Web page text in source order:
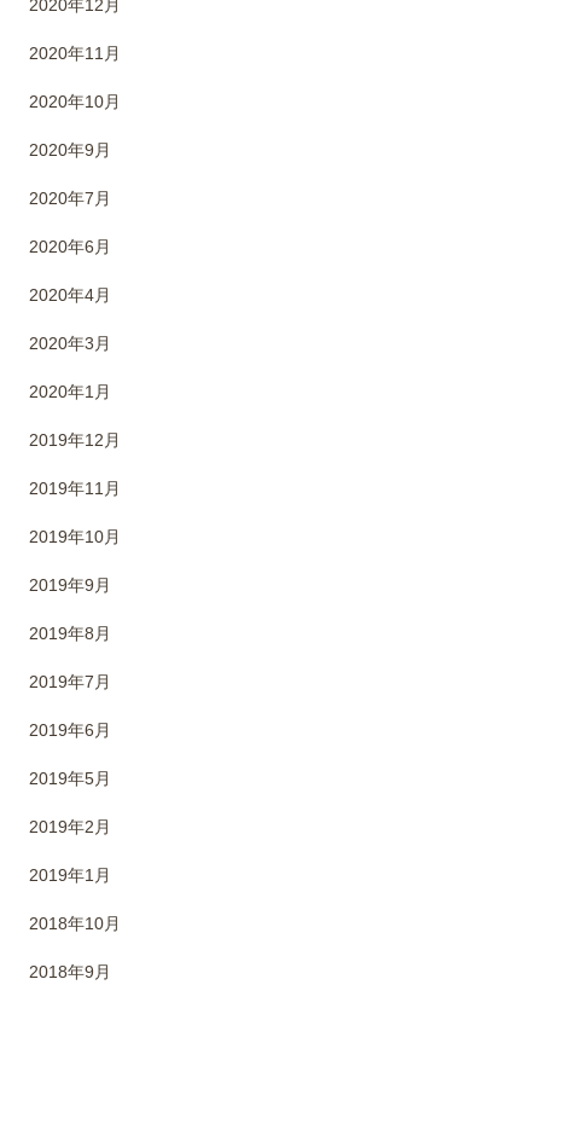
2020年12月
2020年11月
2020年10月
2020年9月
2020年7月
2020年6月
2020年4月
2020年3月
2020年1月
2019年12月
2019年11月
2019年10月
2019年9月
2019年8月
2019年7月
2019年6月
2019年5月
2019年2月
2019年1月
2018年10月
2018年9月